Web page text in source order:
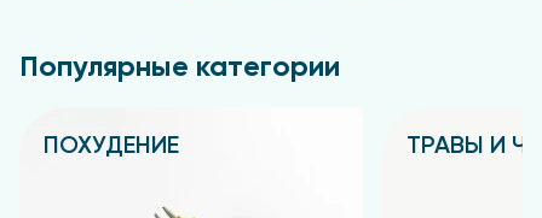
Популярные категории
ПОХУДЕНИЕ ТРАВЫ И